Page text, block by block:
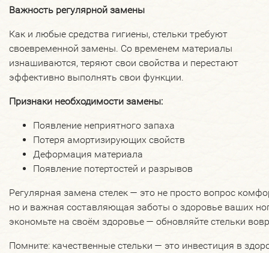
Важность регулярной замены
Как и любые средства гигиены, стельки требуют
своевременной замены. Со временем материалы
изнашиваются, теряют свои свойства и перестают
эффективно выполнять свои функции.
Признаки необходимости замены:
Появление неприятного запаха
Потеря амортизирующих свойств
Деформация материала
Появление потертостей и разрывов
Регулярная замена стелек — это не просто вопрос
но и важная составляющая заботы о здоровье ваших
экономьте на своём здоровье — обновляйте стельки
Помните: качественные стельки — это инвестиция в